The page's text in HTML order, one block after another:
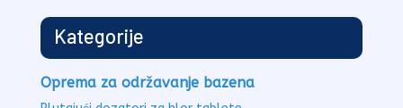
Kategorije
Oprema za održavanje bazena